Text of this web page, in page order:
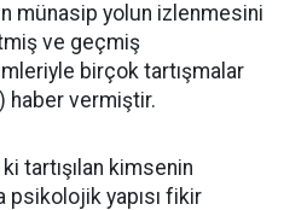
münasip yolun izlenmesini
ve geçmiş
birçok tartışmalar
haber vermiştir.
tartışılan kimsenin
yapısı fikir